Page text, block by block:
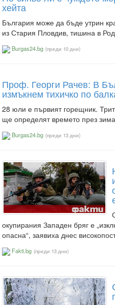
хейта
България може да бъде утрин
из Стария Пловдив, тишина в
Burgas24.bg (преди 10 дни)
Проф. Георги Рачев: В
измъкнем тихичко по
28 юли е първият горещник.
ще определят времето през
Burgas24.bg (преди 13 дни)
окупирания Западен бряг е
опасна“, заявиха днес
Fakti.bg (преди 13 дни)